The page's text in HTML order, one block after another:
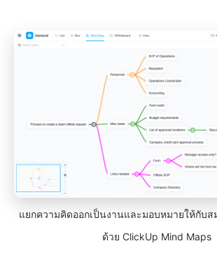
แยกความคิดออกเป็นงานและมอบหมายให้กับ
ด้วย ClickUp Mind Maps